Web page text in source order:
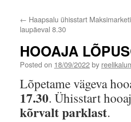
← Haapsalu ühisstart
laupäeval 8.30
HOOAJA
Posted on 18/09/2022by
Lõpetame vägeva
17.30. Ühisstart
kõrvalt parklast.